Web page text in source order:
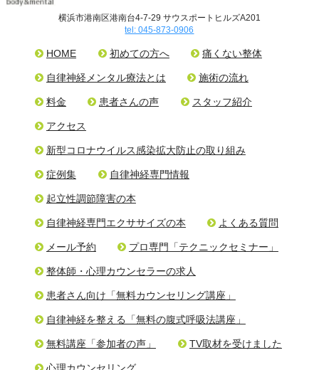
横浜市港南区港南台4-7-29 サウスポートヒルズA201
tel: 045-873-0906
HOME 初めての方へ 痛くない整体
自律神経メンタル療法とは 施術の流れ
料金 患者さんの声 スタッフ紹介
アクセス
新型コロナウイルス感染拡大防止の取り組み
症例集 自律神経専門情報
起立性調節障害の本
自律神経専門エクササイズの本 よくある質問
メール予約 プロ専門「テクニックセミナー」
整体師・心理カウンセラーの求人
患者さん向け「無料カウンセリング講座」
自律神経を整える「無料の腹式呼吸法講座」
無料講座「参加者の声」 TV取材を受けました